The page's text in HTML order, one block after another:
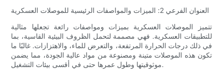
العنوان الفرعي 2: الميزات والمواصفات الرئيسية للموصلات العسكرية
تتميز الموصلات العسكرية بميزات ومواصفات رائعة تجعلها مثالية
للتطبيقات العسكرية. فهي مصممة لتحمل الظروف البيئية القاسية، بما
في ذلك درجات الحرارة المرتفعة، والتعرض للماء، والاهتزازات. غالبًا ما
تكون هذه الموصلات متينة ومصنوعة من مواد عالية الجودة، مما يضمن
موثوقيتها وطول عمرها حتى في أقسى بيئات التشغيل.